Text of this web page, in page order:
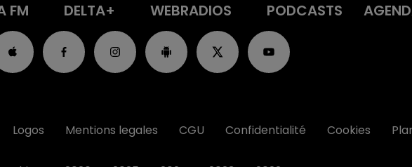
FM DELTA+ WEBRADIOS PODCASTS
Logos Mentions legales CGU Confidentialité Cookies